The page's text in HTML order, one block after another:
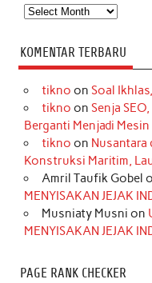
Arsip
KOMENTAR TERBARU
tikno on Soal
tikno on Senja
Berganti Menjadi Mesin
tikno on Nusantara
Konstruksi Maritim,
Amril Taufik Gobel
MENYISAKAN JEJAK
Musniaty Musni on
MENYISAKAN JEJAK
PAGE RANK CHECKER